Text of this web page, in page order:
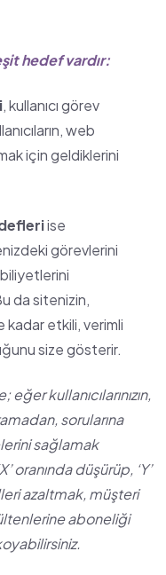
hedef vardır:
, kullanıcı görev
web
için geldiklerini
ise
görevlerini
da sitenizin,
kadar etkili, verimli
size gösterir.
kullanıcılarınızın,
sorularına
sağlamak
oranında düşürüp, ‘Y’
azaltmak, müşteri
aboneliği